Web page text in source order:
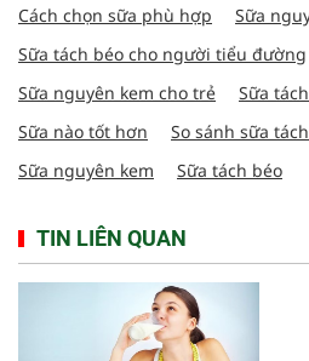
Cách chọn sữa phù hợp
Sữa
Sữa tách béo cho người tiểu đường
Sữa nguyên kem cho trẻ
Sữa
Sữa nào tốt hơn
So sánh sữa
Sữa nguyên kem
Sữa tách béo
TIN LIÊN QUAN